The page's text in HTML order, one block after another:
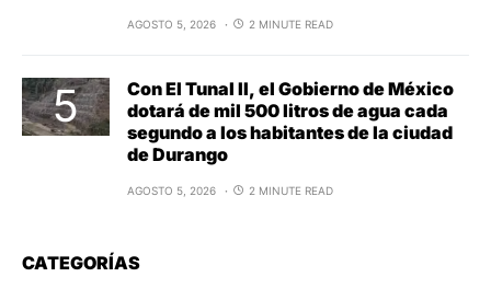
AGOSTO 5, 2026 2 MINUTE READ
Con El Tunal II, el Gobierno de México
dotará de mil 500 litros de agua cada
segundo a los habitantes de la ciudad
de Durango
AGOSTO 5, 2026 2 MINUTE READ
CATEGORÍAS